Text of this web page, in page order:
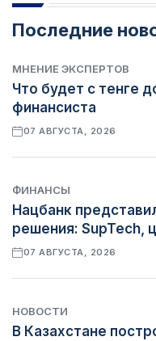
Последние
МНЕНИЕ ЭКСПЕРТОВ
Что будет с тенге
финансиста
07 АВГУСТА, 2026
ФИНАНСЫ
Нацбанк
решения: SupTech,
07 АВГУСТА, 2026
НОВОСТИ
В Казахстане